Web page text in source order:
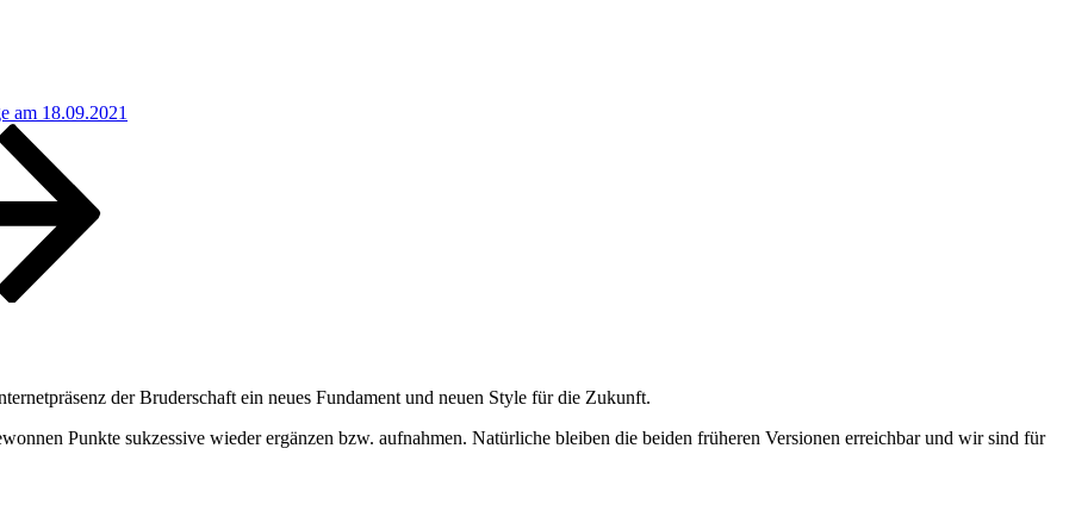
am 18.09.2021
der Bruderschaft ein neues Fundament und neuen Style für die Zukunft.
Punkte sukzessive wieder ergänzen bzw. aufnahmen. Natürliche bleiben die beiden früheren Versionen erreichbar und wir sind für